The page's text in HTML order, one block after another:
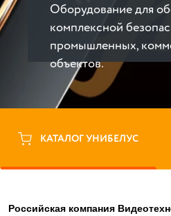
Оборудование для
комплексной
промышленных,
объектов.
КАТАЛОГ УНИБЕЛУС
Российская компания